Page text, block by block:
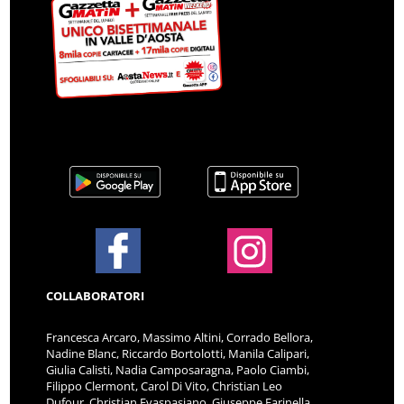
COLLABORATORI
Francesca Arcaro, Massimo Altini, Corrado Bellora,
Nadine Blanc, Riccardo Bortolotti, Manila Calipari,
Giulia Calisti, Nadia Camposaragna, Paolo Ciambi,
Filippo Clermont, Carol Di Vito, Christian Leo